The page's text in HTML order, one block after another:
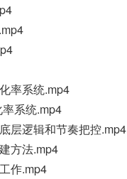
率系统.mp4
系统.mp4
层逻辑和节奏把控.mp4
方法.mp4
作.mp4